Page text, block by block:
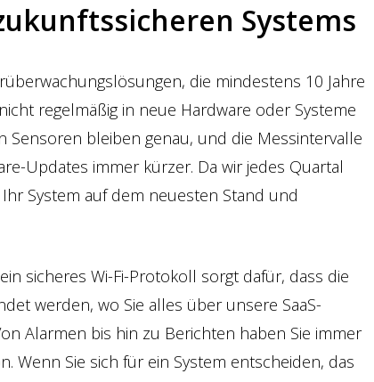
Systems
die mindestens 10 Jahre
regelmäßig in neue Hardware oder Systeme
Sensoren bleiben genau, und die Messintervalle
Updates immer kürzer. Da wir jedes Quartal
System auf dem neuesten Stand und
sicheres Wi-Fi-Protokoll sorgt dafür, dass die
werden, wo Sie alles über unsere SaaS-
Alarmen bis hin zu Berichten haben Sie immer
Wenn Sie sich für ein System entscheiden, das